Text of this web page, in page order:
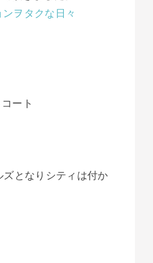
ヲタクな日々
ート
となりシティは付か